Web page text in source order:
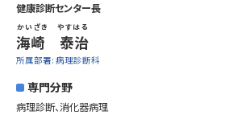
健康診断センター長
海崎 泰治
かいざき やすはる
所属部署: 病理診断科
専門分野
病理診断、消化器病理